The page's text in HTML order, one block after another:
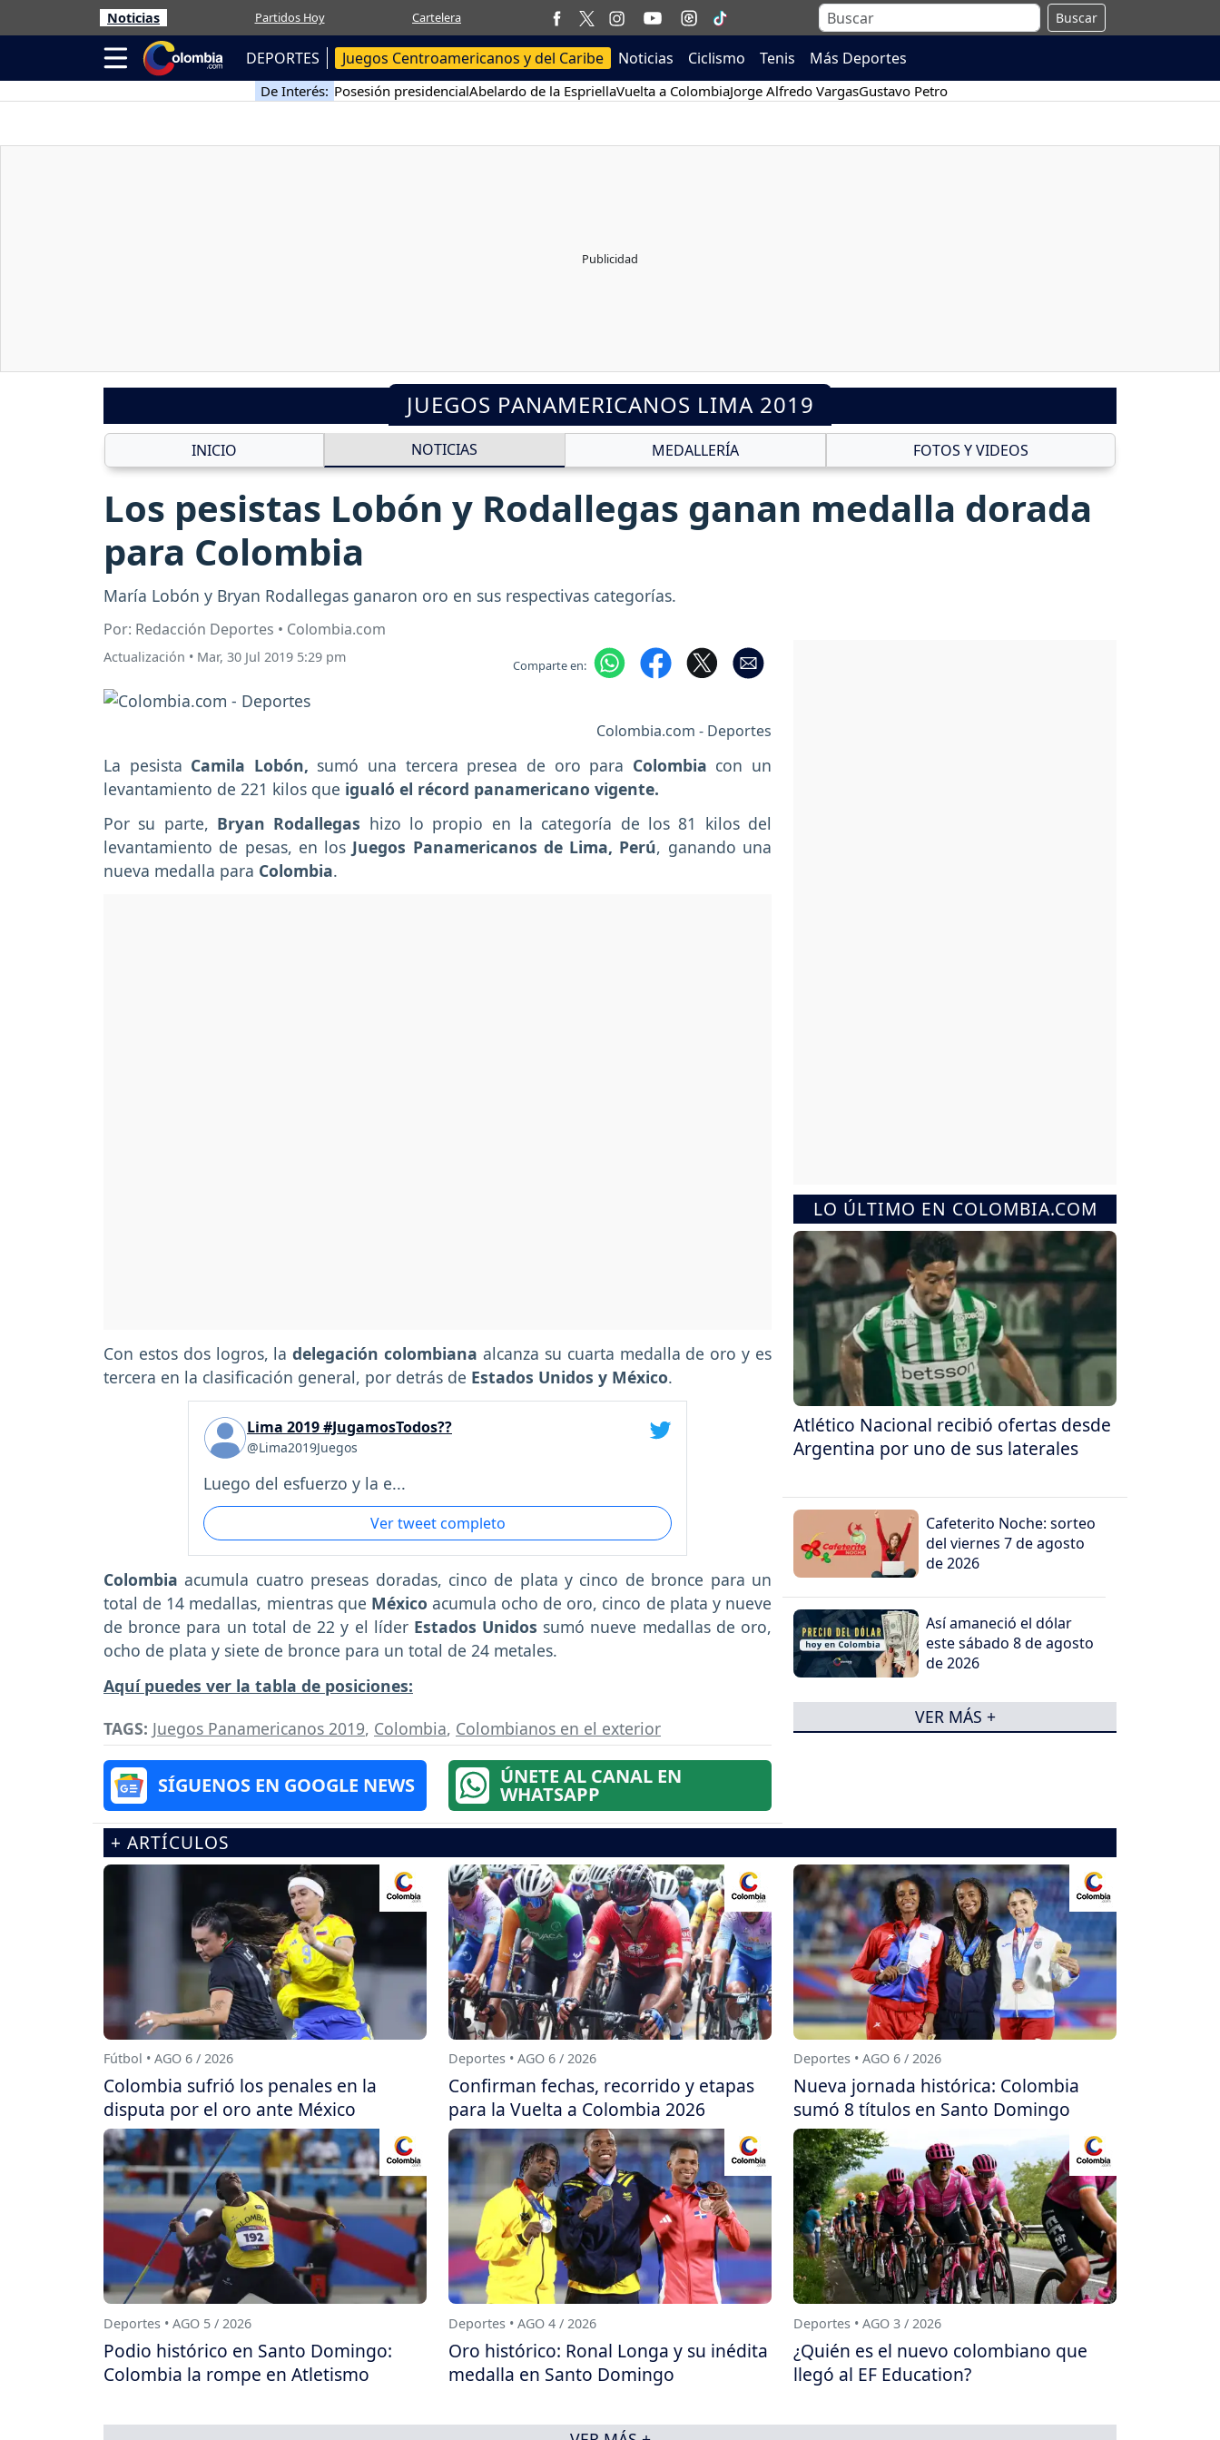
Noticias Partidos Hoy Cartelera Buscar
DEPORTES Juegos Centroamericanos y del Caribe Noticias Ciclismo Tenis Más Deportes
De Interés: Posesión presidencialAbelardo de la EspriellaVuelta a ColombiaJorge Alfredo VargasGustavo Petro
JUEGOS PANAMERICANOS LIMA 2019
INICIO NOTICIAS MEDALLERÍA FOTOS Y VIDEOS
Los pesistas Lobón y Rodallegas ganan medalla dorada
para Colombia
María Lobón y Bryan Rodallegas ganaron oro en sus respectivas categorías.
Por: Redacción Deportes • Colombia.com
Actualización • Mar, 30 Jul 2019 5:29 pm Comparte en:
Colombia.com - Deportes
La pesista Camila Lobón, sumó una tercera presea de oro para Colombia con un
levantamiento de 221 kilos que igualó el récord panamericano vigente.
Por su parte, Bryan Rodallegas hizo lo propio en la categoría de los 81 kilos del
levantamiento de pesas, en los Juegos Panamericanos de Lima, Perú, ganando una
nueva medalla para Colombia.
Con estos dos logros, ladelegación colombiana alcanza su cuarta medalla de oro y es
tercera en la clasificación general, por detrás de Estados Unidos y México.
Lima 2019 #JugamosTodos??
@Lima2019Juegos
Luego del esfuerzo y la e...
Ver tweet completo
Colombia acumula cuatro preseas doradas, cinco de plata y cinco de bronce para un
total de 14 medallas, mientras que México acumula ocho de oro, cinco de plata y nueve
de bronce para un total de 22 y el líder Estados Unidos sumó nueve medallas de oro,
ocho de plata y siete de bronce para un total de 24 metales.
Aquí puedes ver la tabla de posiciones:
TAGS: Juegos Panamericanos 2019, Colombia, Colombianos en el exterior
SÍGUENOS EN GOOGLE NEWS ÚNETE AL CANAL EN
WHATSAPP
LO ÚLTIMO EN COLOMBIA.COM
Atlético Nacional recibió ofertas desde
Argentina por uno de sus laterales
Cafeterito Noche: sorteo
del viernes 7 de agosto
de 2026
Así amaneció el dólar
este sábado 8 de agosto
de 2026
VER MÁS +
+ ARTÍCULOS
Fútbol • AGO 6 / 2026
Colombia sufrió los penales en la
disputa por el oro ante México
Deportes • AGO 6 / 2026
Confirman fechas, recorrido y etapas
para la Vuelta a Colombia 2026
Deportes • AGO 6 / 2026
Nueva jornada histórica: Colombia
sumó 8 títulos en Santo Domingo
Deportes • AGO 5 / 2026
Podio histórico en Santo Domingo:
Colombia la rompe en Atletismo
Deportes • AGO 4 / 2026
Oro histórico: Ronal Longa y su inédita
medalla en Santo Domingo
Deportes • AGO 3 / 2026
¿Quién es el nuevo colombiano que
llegó al EF Education?